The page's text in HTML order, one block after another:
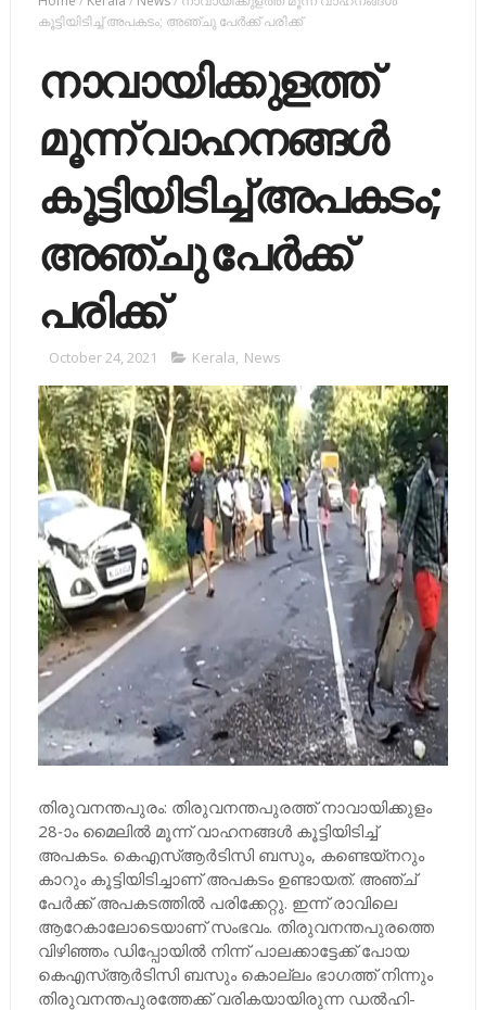
കൂട്ടിയിടിച്ച് അപകടം; അഞ്ചു പേര്‍ക്ക് പരിക്ക്
നാവായിക്കുളത്ത്
മൂന്ന് വാഹനങ്ങള്‍
കൂട്ടിയിടിച്ച് അപകടം;
അഞ്ചു പേര്‍ക്ക്
പരിക്ക്
October 24, 2021 Kerala, News
തിരുവനന്തപുരം: തിരുവനന്തപുരത്ത് നാവായിക്കുളം
28-ാം മൈലില്‍ മൂന്ന് വാഹനങ്ങള്‍ കൂട്ടിയിടിച്ച്
അപകടം. കെഎസ്ആര്‍ടിസി ബസും, കണ്ടെയ്‌നറും
കാറും കൂട്ടിയിടിച്ചാണ് അപകടം ഉണ്ടായത്. അഞ്ച്
പേര്‍ക്ക് അപകടത്തില്‍ പരിക്കേറ്റു. ഇന്ന് രാവിലെ
ആറേകാലോടെയാണ് സംഭവം. തിരുവനന്തപുരത്തെ
വിഴിഞ്ഞം ഡിപ്പോയില്‍ നിന്ന് പാലക്കാട്ടേക്ക് പോയ
കെഎസ്ആര്‍ടിസി ബസും കൊല്ലം ഭാഗത്ത് നിന്നും
തിരുവനന്തപുരത്തേക്ക് വരികയായിരുന്ന ഡല്‍ഹി-